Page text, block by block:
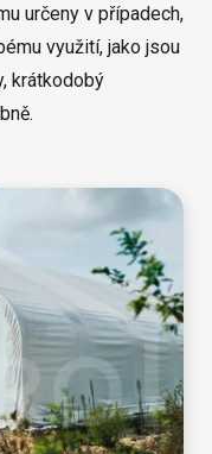
určeny v případech,
využití, jako jsou
krátkodobý